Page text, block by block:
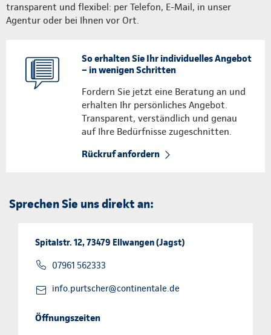
transparent und flexibel: per Telefon, E-Mail, in unser
Agentur oder bei Ihnen vor Ort.
So erhalten Sie Ihr individuelles Angebot
– in wenigen Schritten
Fordern Sie jetzt eine Beratung an und
erhalten Ihr persönliches Angebot.
Transparent, verständlich und genau
auf Ihre Bedürfnisse zugeschnitten.
Rückruf anfordern
Sprechen Sie uns direkt an:
Spitalstr. 12, 73479 Ellwangen (Jagst)
07961 562333
info.purtscher@continentale.de
Öffnungszeiten